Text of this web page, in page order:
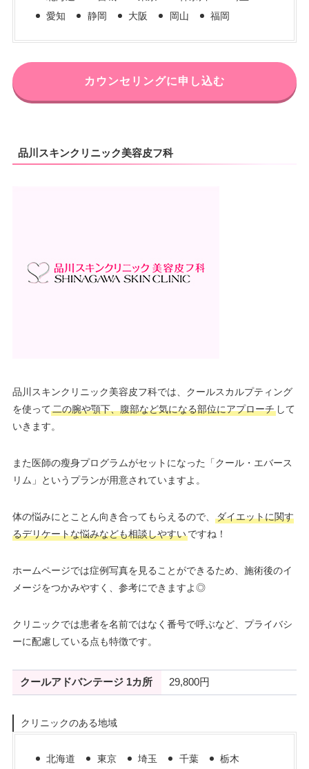
愛知
静岡 大阪 岡山 福岡
カウンセリングに申し込む
品川スキンクリニック美容皮フ科
品川スキンクリニック美容皮フ科では、クールスカルプティング
を使って二の腕や顎下、腹部など気になる部位にアプローチして
いきます。
また医師の瘦身プログラムがセットになった「クール・エバース
リム」というプランが用意されていますよ。
体の悩みにとことん向き合ってもらえるので、
ダイエットに関す
るデリケートな悩みなども相談しやすいですね！
ホームページでは症例写真を見ることができるため、施術後のイ
メージをつかみやすく、参考にできますよ◎
クリニックでは患者を名前ではなく番号で呼ぶなど、プライバシ
ーに配慮している点も特徴です。
クールアドバンテージ 1カ所 29,800円
クリニックのある地域
北海道 東京 埼玉 千葉
栃木